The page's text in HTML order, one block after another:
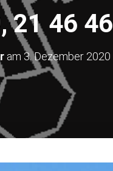
21 46 46
am 3. Dezember 2020